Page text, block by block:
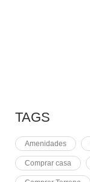
TAGS
Amenidades
Comprar casa